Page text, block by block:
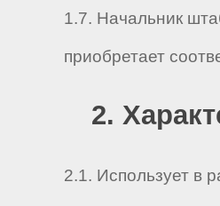
1.7. Начальник
приобретает
2.
2.1. Использует в